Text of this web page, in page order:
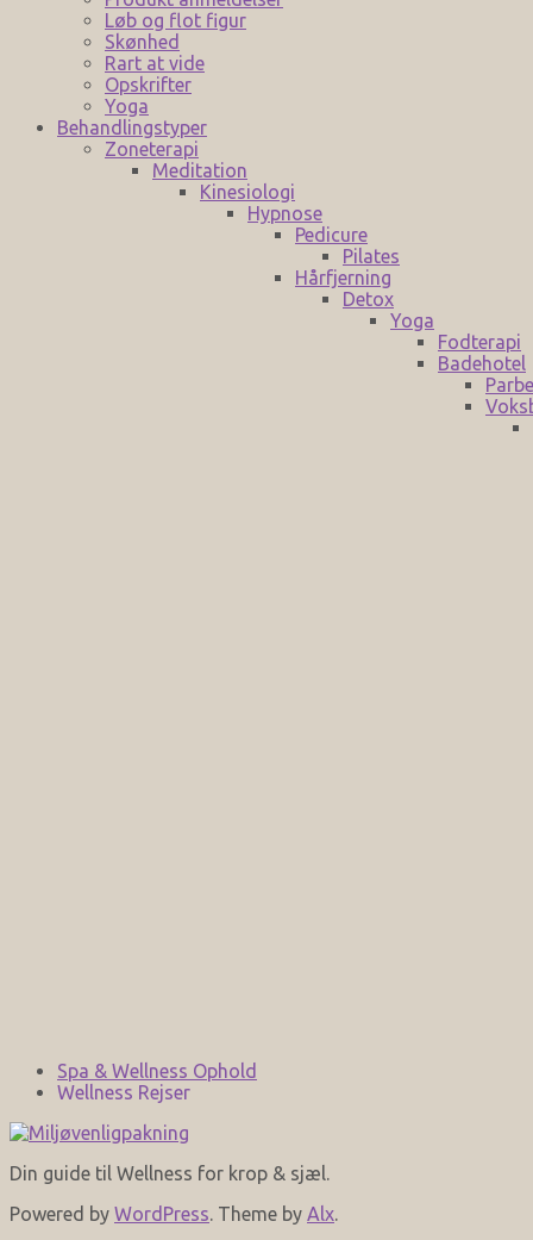
Løb og flot figur
Skønhed
Rart at vide
Opskrifter
Yoga
Behandlingstyper
Zoneterapi
Meditation
Kinesiologi
Hypnose
Pedicure
Pilates
Hårfjerning
Detox
Yoga
Fodterapi
Badehotel
Spa & Wellness Ophold
Wellness Rejser
Din guide til Wellness for krop & sjæl.
Powered by WordPress. Theme by Alx.